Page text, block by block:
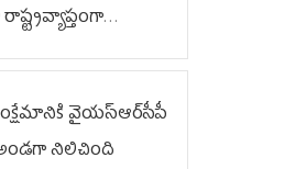
మహిళా విభాగం
వైయ‌స్ఆర్‌సీపీ
నిలిచింది